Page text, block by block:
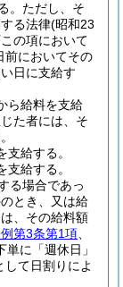
。 ただし、そ
る法律(昭和23
の項において
前においてその
日に支給す
ら給料を支給
た者には、そ
給する。
給する。
る場合であっ
とき、又は給
、その給料額
第3条第1項
単に「週休日」
て日割りによ